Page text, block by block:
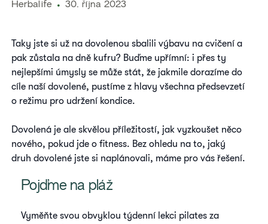
Herbalife 30. října 2023
Taky jste si už na dovolenou sbalili výbavu na cvičení a
pak zůstala na dně kufru? Buďme upřímní: i přes ty
nejlepšími úmysly se může stát, že jakmile dorazíme do
cíle naší dovolené, pustíme z hlavy všechna předsevzetí
o režimu pro udržení kondice.
Dovolená je ale skvělou příležitostí, jak vyzkoušet něco
nového, pokud jde o fitness. Bez ohledu na to, jaký
druh dovolené jste si naplánovali, máme pro vás řešení.
Pojďme na pláž
Vyměňte svou obvyklou týdenní lekci pilates za